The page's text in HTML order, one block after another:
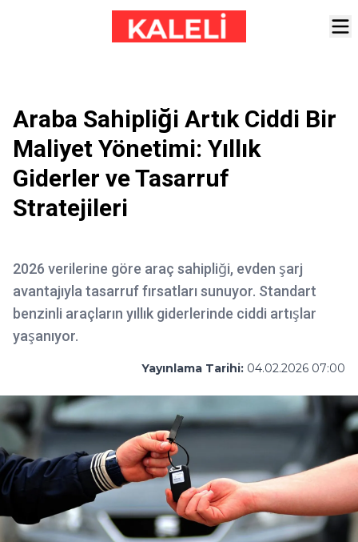
Araba Sahipliği Artık Ciddi Bir
Maliyet Yönetimi: Yıllık
Giderler ve Tasarruf
Stratejileri
2026 verilerine göre araç sahipliği, evden şarj
avantajıyla tasarruf fırsatları sunuyor. Standart
benzinli araçların yıllık giderlerinde ciddi artışlar
yaşanıyor.
Yayınlama Tarihi: 04.02.2026 07:00